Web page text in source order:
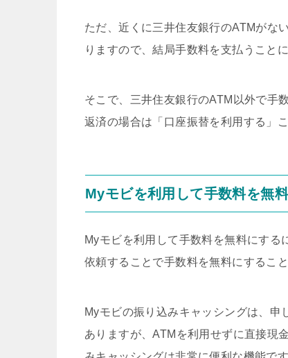
ただ、近くに三井住友銀行のATMがな
りますので、結局手数料を支払うことに
そこで、三井住友銀行のATM以外で手
返済の場合は「口座振替を利用する」
Myモビを利用して手数料を無
Myモビを利用して手数料を無料にす
依頼することで手数料を無料にすること
Myモビの振り込みキャッシングは、
ありますが、ATMを利用せずに直接現